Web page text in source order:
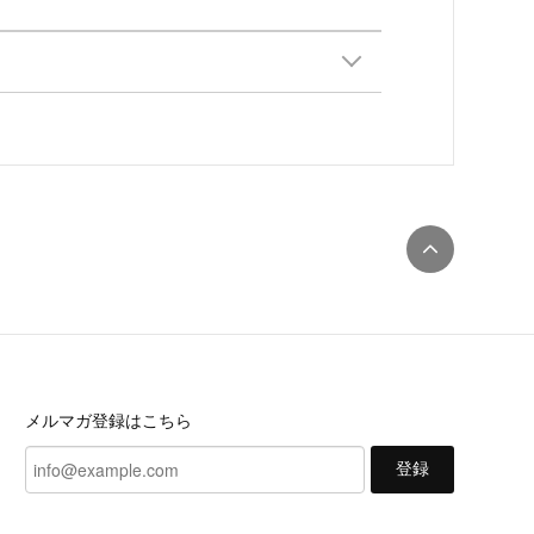
メルマガ登録はこちら
登録